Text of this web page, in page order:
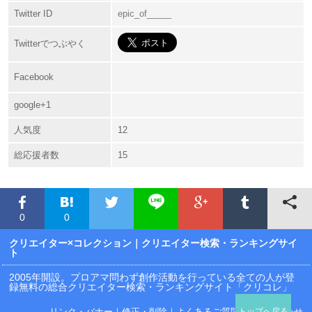
Twitter ID epic_of_____
Twitterでつぶやく
Facebook
google+1
人気度 12
総応援者数 15
0 0
クリエイター×コレクション ｜クリエイター検索・ランキングサイ
ト
2005年開設。プロアマ問わず創作活動を行っている全ての人が登
録無料の総合クリエイター検索・ランキングサイト「クリコレ」